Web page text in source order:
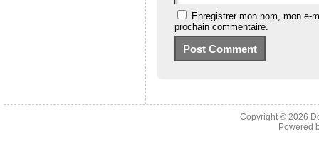
Enregistrer mon nom, mon e-
prochain commentaire.
Copyright © 2026
Powered